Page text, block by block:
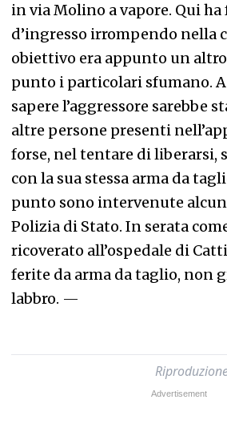
in via Molino a vapore. Qui
d’ingresso irrompendo nella
obiettivo era appunto un
punto i particolari sfumano.
sapere l’aggressore sarebbe
altre persone presenti
forse, nel tentare di liberarsi,
con la sua stessa arma da
punto sono intervenute
Polizia di Stato. In serata
ricoverato all’ospedale di
ferite da arma da taglio, non
labbro. —